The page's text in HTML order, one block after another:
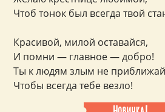
Чтоб тонок был всегда твой
Красивой, милой оставайся,
И помни — главное — добро!
Ты к людям злым не
Чтобы всегда тебе везло!